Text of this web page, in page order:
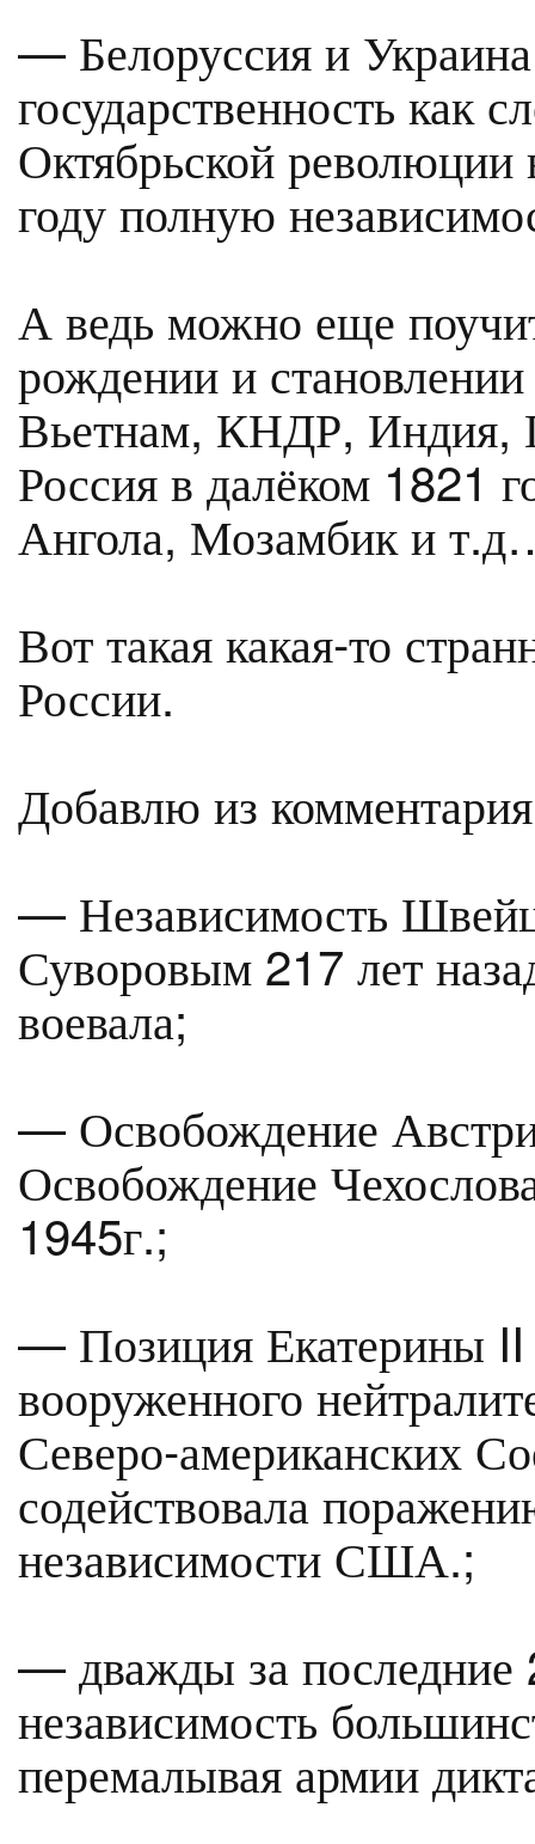
— Белоруссия и
государственность как
Октябрьской
году полную
А ведь можно еще
рождении и
Вьетнам, КНДР, Индия,
Россия в далёком 1821
Ангола, Мозамбик и
Вот такая какая-то
России.
Добавлю из
— Независимость
Суворовым 217 лет
воевала;
— Освобождение
Освобождение
1945г.;
— Позиция Екатерины II
вооруженного
Северо-американских
содействовала
независимости США.;
— дважды за последние
независимость
перемалывая армии